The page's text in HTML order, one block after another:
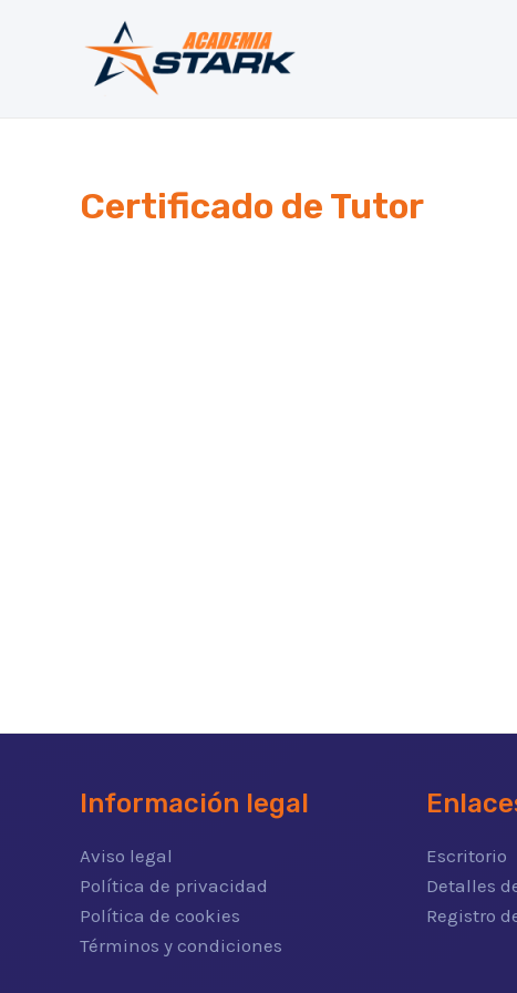
Certificado de Tutor
Información legal
Aviso legal
Política de privacidad
Política de cookies
Términos y condiciones
Escritorio
Detalles
Registro